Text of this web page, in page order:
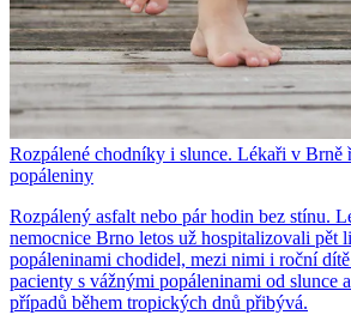
Rozpálené chodníky i slunce. Lékaři v Brně
popáleniny
Rozpálený asfalt nebo pár hodin bez stínu.
nemocnice Brno letos už hospitalizovali pět
popáleninami chodidel, mezi nimi i roční
pacienty s vážnými popáleninami od slunce
případů během tropických dnů přibývá.